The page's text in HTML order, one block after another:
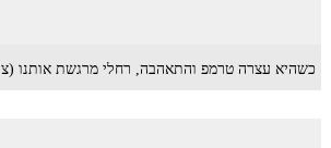
כשהיא עצרה טרמפ והתאהבה, רחלי מרגשת אותנו